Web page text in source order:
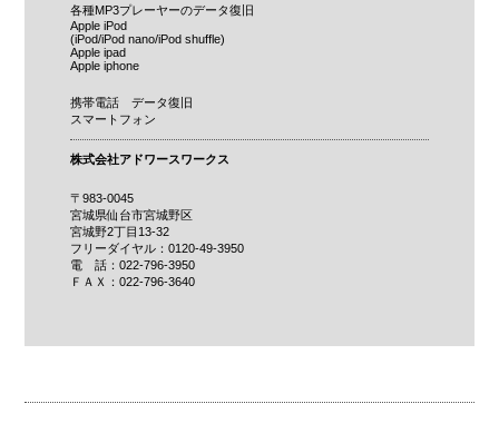
各種MP3プレーヤーのデータ復旧
Apple iPod
(iPod/iPod nano/iPod shuffle)
Apple ipad
Apple iphone
携帯電話 データ復旧
スマートフォン
株式会社アドワースワークス
〒983-0045
宮城県仙台市宮城野区
宮城野2丁目13-32
フリーダイヤル：0120-49-3950
電 話：022-796-3950
ＦＡＸ：022-796-3640